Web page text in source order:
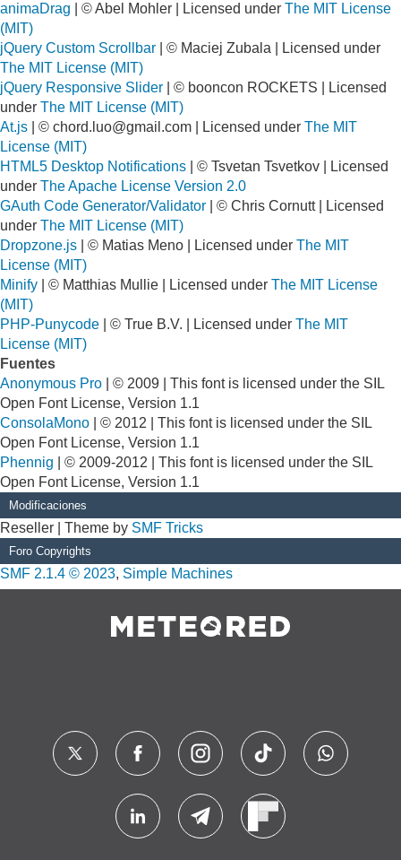
animaDrag | © Abel Mohler | Licensed under The MIT License
(MIT)
jQuery Custom Scrollbar | © Maciej Zubala | Licensed under
The MIT License (MIT)
jQuery Responsive Slider | © booncon ROCKETS | Licensed
under The MIT License (MIT)
At.js | © chord.luo@gmail.com | Licensed under The MIT
License (MIT)
HTML5 Desktop Notifications | © Tsvetan Tsvetkov | Licensed
under The Apache License Version 2.0
GAuth Code Generator/Validator | © Chris Cornutt | Licensed
under The MIT License (MIT)
Dropzone.js | © Matias Meno | Licensed under The MIT
License (MIT)
Minify | © Matthias Mullie | Licensed under The MIT License
(MIT)
PHP-Punycode | © True B.V. | Licensed under The MIT
License (MIT)
Fuentes
Anonymous Pro | © 2009 | This font is licensed under the SIL
Open Font License, Version 1.1
ConsolaMono | © 2012 | This font is licensed under the SIL
Open Font License, Version 1.1
Phennig | © 2009-2012 | This font is licensed under the SIL
Open Font License, Version 1.1
Modificaciones
Reseller | Theme by SMF Tricks
Foro Copyrights
SMF 2.1.4 © 2023, Simple Machines